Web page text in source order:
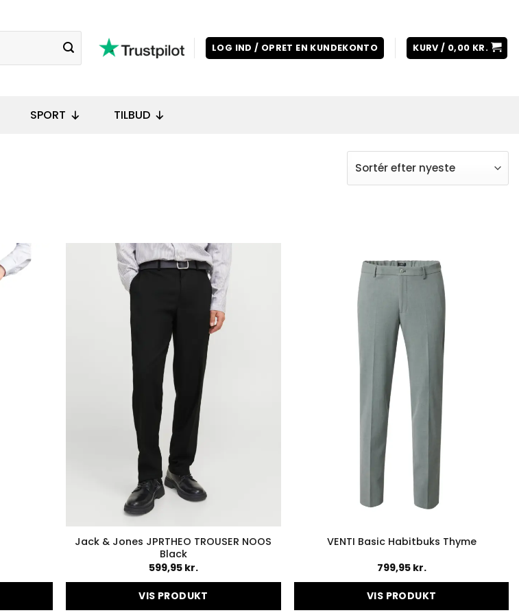
LOG IND / OPRET EN KUNDEKONTO KURV / 0,00 KR.
SPORT TILBUD
Jack & Jones JPRTHEO TROUSER NOOS
Black
599,95 kr.
VIS PRODUKT
VENTI Basic Habitbuks Thyme
799,95 kr.
VIS PRODUKT